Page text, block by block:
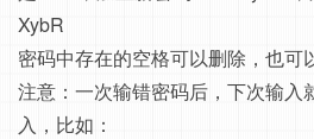
XybR
密码中存在的空格可以删除，也可
注意：一次输错密码后，下次输入
入，比如：